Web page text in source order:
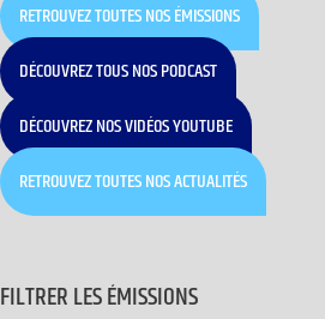
RETROUVEZ TOUTES NOS ÉMISSIONS
DÉCOUVREZ TOUS NOS PODCAST
DÉCOUVREZ NOS VIDÉOS YOUTUBE
RETROUVEZ TOUTES NOS ACTUALITÉS
FILTRER LES ÉMISSIONS